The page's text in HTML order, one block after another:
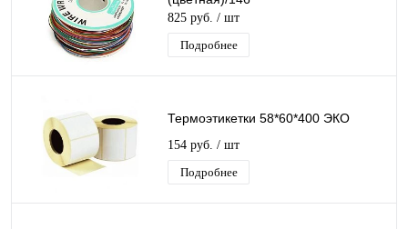
825 руб. / шт
Подробнее
Термоэтикетки 58*60*400 ЭКО
154 руб. / шт
Подробнее